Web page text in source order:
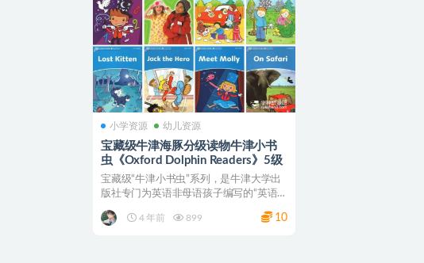
小学资源 幼儿资源
宝藏级牛津海豚分级读物牛津小书
虫《Oxford Dolphin Readers》5级
宝藏级“牛津小书虫”系列，是牛津大学出
版社专门为英语非母语孩子编写的“英语
4 年前
899 10